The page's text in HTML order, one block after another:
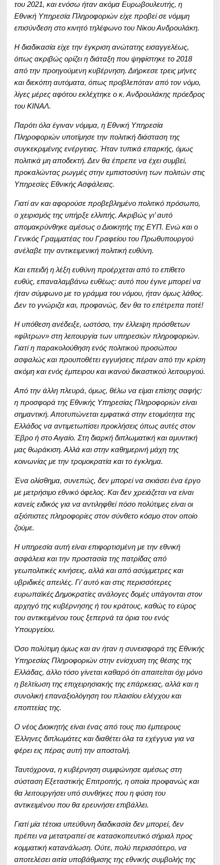
του 2021, και ενόσω ήταν ακόμα Ευρωβουλευτής, η
Εθνική Υπηρεσία Πληροφοριών είχε προβεί σε νόμιμη
επισύνδεση στο κινητό τηλέφωνο του Νίκου Ανδρουλάκη.
Η διαδικασία είχε την έγκριση ανώτατης εισαγγελέως,
όπως ακριβώς ορίζει η διάταξη που ψηφίστηκε το 2018
από την προηγούμενη κυβέρνηση. Διήρκεσε τρεις μήνες
και διεκόπη αυτόματα, όπως προβλεπόταν από τον νόμο,
λίγες μέρες αφότου εκλέχτηκε ο κ. Ανδρουλάκης πρόεδρος
του ΚΙΝΑΛ.
Παρότι όλα έγιναν νόμιμα, η Εθνική Υπηρεσία
Πληροφοριών υποτίμησε την πολιτική διάσταση της
συγκεκριμένης ενέργειας. Ήταν τυπικά επαρκής, όμως
πολιτικά μη αποδεκτή. Δεν θα έπρεπε να έχει συμβεί,
προκαλώντας ρωγμές στην εμπιστοσύνη των πολιτών στις
Υπηρεσίες Εθνικής Ασφάλειας.
Γιατί αν και αφορούσε προβεβλημένο πολιτικό πρόσωπο,
ο χειρισμός της υπήρξε ελλιπής. Ακριβώς γι’ αυτό
απομακρύνθηκε αμέσως ο Διοικητής της ΕΥΠ. Ενώ και ο
Γενικός Γραμματέας του Γραφείου του Πρωθυπουργού
ανέλαβε την αντικειμενική πολιτική ευθύνη.
Και επειδή η λέξη ευθύνη προέρχεται από το επίθετο
ευθύς, επαναλαμβάνω ευθέως: αυτό που έγινε μπορεί να
ήταν σύμφωνο με το γράμμα του νόμου, ήταν όμως λάθος.
Δεν το γνώριζα και, προφανώς, δεν θα το επέτρεπα ποτέ!
Η υπόθεση ανέδειξε, ωστόσο, την έλλειψη πρόσθετων
«φίλτρων» στη λειτουργία των υπηρεσιών πληροφοριών.
Γιατί η παρακολούθηση ενός πολιτικού προσώπου
ασφαλώς και προυποθέτει εγγυήσεις πέραν από την κρίση
ακόμη και ενός έμπειρου και ικανού δικαστικού λειτουργού.
Από την άλλη πλευρά, όμως, θέλω να είμαι επίσης σαφής:
η προσφορά της Εθνικής Υπηρεσίας Πληροφοριών είναι
σημαντική. Αποτυπώνεται εμφατικά στην ετοιμότητα της
Ελλάδος να αντιμετωπίσει προκλήσεις όπως αυτές στον
Έβρο ή στο Αιγαίο. Στη διαρκή διπλωματική και αμυντική
μας θωράκιση. Αλλά και στην καθημερινή μάχη της
κοινωνίας με την τρομοκρατία και το έγκλημα.
Ένα ολίσθημα, συνεπώς, δεν μπορεί να σκιάσει ένα έργο
με μετρήσιμο εθνικό όφελος. Και δεν χρειάζεται να είναι
κανείς ειδικός για να αντιληφθεί πόσο πολύτιμες είναι οι
αξιόπιστες πληροφορίες στον σύνθετο κόσμο στον οποίο
ζούμε.
Η υπηρεσία αυτή είναι επιφορτισμένη με την εθνική
ασφάλεια και την προστασία της πατρίδας από
γεωπολιτικές κινήσεις, αλλά και από ασύμμετρες και
υβριδικές απειλές. Γι’ αυτό και στις περισσότερες
ευρωπαϊκές Δημοκρατίες ανάλογες δομές υπάγονται στον
αρχηγό της κυβέρνησης ή του κράτους, καθώς το εύρος
του αντικειμένου τους ξεπερνά τα όρια του ενός
Υπουργείου.
Όσο πολύτιμη όμως και αν ήταν η συνεισφορά της Εθνικής
Υπηρεσίας Πληροφοριών στην ενίσχυση της θέσης της
Ελλάδας, άλλο τόσο γίνεται καθαρό ότι απαιτείται όχι μόνο
η βελτίωση της επιχειρησιακής της επάρκειας, αλλά και η
συνολική επαναξιολόγηση του πλαισίου ελέγχου και
εποπτείας της.
Ο νέος Διοικητής είναι ένας από τους πιο έμπειρους
Έλληνες διπλωμάτες και διαθέτει όλα τα εχέγγυα για να
φέρει εις πέρας αυτή την αποστολή.
Ταυτόχρονα, η κυβέρνηση συμφώνησε αμέσως στη
σύσταση Εξεταστικής Επιτροπής, η οποία προφανώς και
θα λειτουργήσει υπό συνθήκες που η φύση του
αντικειμένου που θα ερευνήσει επιβάλλει.
Γιατί μία τέτοια υπεύθυνη διαδικασία δεν μπορεί, δεν
πρέπει να μετατραπεί σε κατασκοπευτικό σήριαλ προς
κομματική κατανάλωση. Ούτε, πολύ περισσότερο, να
αποτελέσει αιτία υποβάθμισης της εθνικής συμβολής της